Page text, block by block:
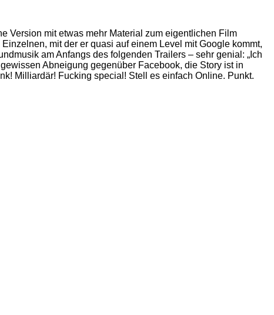
Version mit etwas mehr Material zum eigentlichen Film
mit der er quasi auf einem Level mit Google kommt,
am Anfangs des folgenden Trailers – sehr genial: „Ich
Abneigung gegenüber Facebook, die Story ist in
Milliardär! Fucking special! Stell es einfach Online. Punkt.